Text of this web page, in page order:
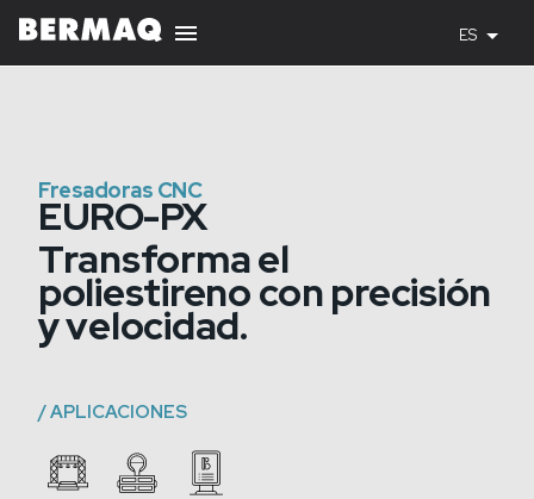
ES
Fresadoras CNC
EURO-PX
Transforma el
poliestireno con precisión
y velocidad.
/APLICACIONES